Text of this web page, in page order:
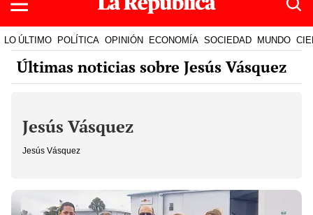
LO ÚLTIMO POLÍTICA OPINIÓN ECONOMÍA SOCIEDAD MUNDO
Últimas noticias sobre Jesús Vásquez
Jesús Vásquez
Jesús Vásquez